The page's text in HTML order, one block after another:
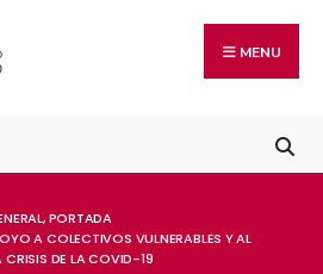
MENU
,PORTADA
A COLECTIVOS VULNERABLES Y AL
CRISIS DE LA COVID-19